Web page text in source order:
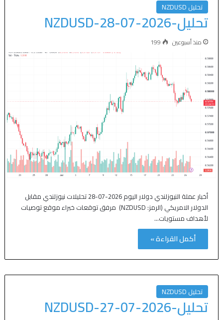
تحليل NZDUSD
تحليل-NZDUSD-28-07-2026
منذ أسبوعين 199
أخبار عملة النيوزلندي دولار اليوم 2026-07-28 تحليلات نيوزلندي مقابل
الدولار الامريكي (الرمز: NZDUSD) مرفق توقعات خبراء موقع توصيات
لأهداف مستويات…
أكمل القراءة »
تحليل NZDUSD
تحليل-NZDUSD-27-07-2026